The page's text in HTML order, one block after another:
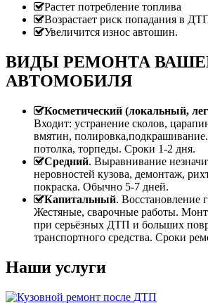
Растет потребление топлива
Возрастает риск попадания в
Увеличится износ автошин.
ВИДЫ РЕМОНТА
АВТОМОБИЛЯ
Косметический (локальный,
Входит: устранение сколов,
вмятин,
потолка, торпеды. Сроки 1-2 дня.
Средний. Выравнивание
неровностей кузова, демонтаж,
покраска. Обычно 5-7 дней.
Капитальный. Восстановление
Жестяные, сварочные работы.
при серьёзных ДТП и больших
транспортного средства. Сроки
Наши услуги